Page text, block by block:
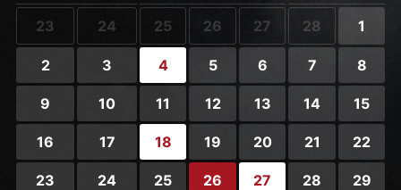
23 24 25 26 27 28 1
2 3 4 5 6 7 8
9 10 11 12 13 14 15
16 17 18 19 20 21 22
23 24 25 26 27 28 29